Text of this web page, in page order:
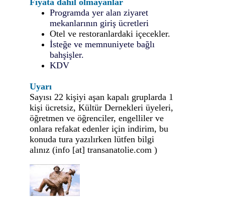
Fiyata dahil olmayanlar
Programda yer alan ziyaret
mekanlarının giriş ücretleri
Otel ve restoranlardaki içecekler.
İsteğe ve memnuniyete bağlı
bahşişler.
KDV
Uyarı
Sayısı 22 kişiyi aşan kapalı gruplarda 1
kişi ücretsiz, Kültür Dernekleri üyeleri,
öğretmen ve öğrenciler, engelliler ve
onlara refakat edenler için indirim, bu
konuda tura yazılırken lütfen bilgi
alınız (info [at] transanatolie.com )